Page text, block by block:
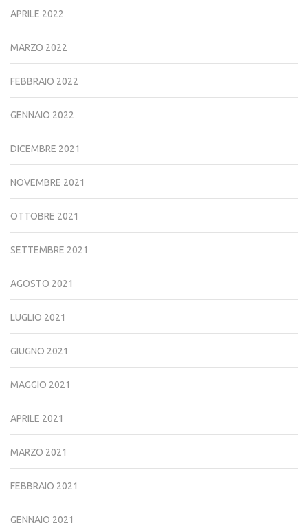
APRILE 2022
MARZO 2022
FEBBRAIO 2022
GENNAIO 2022
DICEMBRE 2021
NOVEMBRE 2021
OTTOBRE 2021
SETTEMBRE 2021
AGOSTO 2021
LUGLIO 2021
GIUGNO 2021
MAGGIO 2021
APRILE 2021
MARZO 2021
FEBBRAIO 2021
GENNAIO 2021